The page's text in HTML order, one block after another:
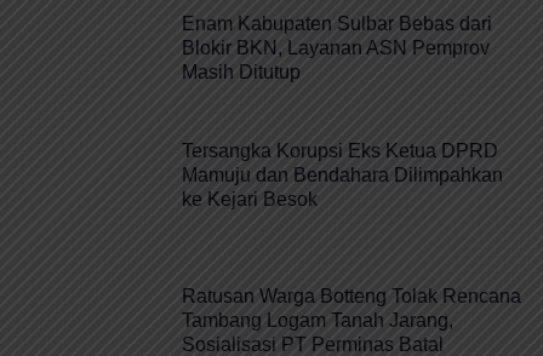
Enam Kabupaten Sulbar Bebas dari
Blokir BKN, Layanan ASN Pemprov
Masih Ditutup
Tersangka Korupsi Eks Ketua DPRD
Mamuju dan Bendahara Dilimpahkan
ke Kejari Besok
Ratusan Warga Botteng Tolak Rencana
Tambang Logam Tanah Jarang,
Sosialisasi PT Perminas Batal